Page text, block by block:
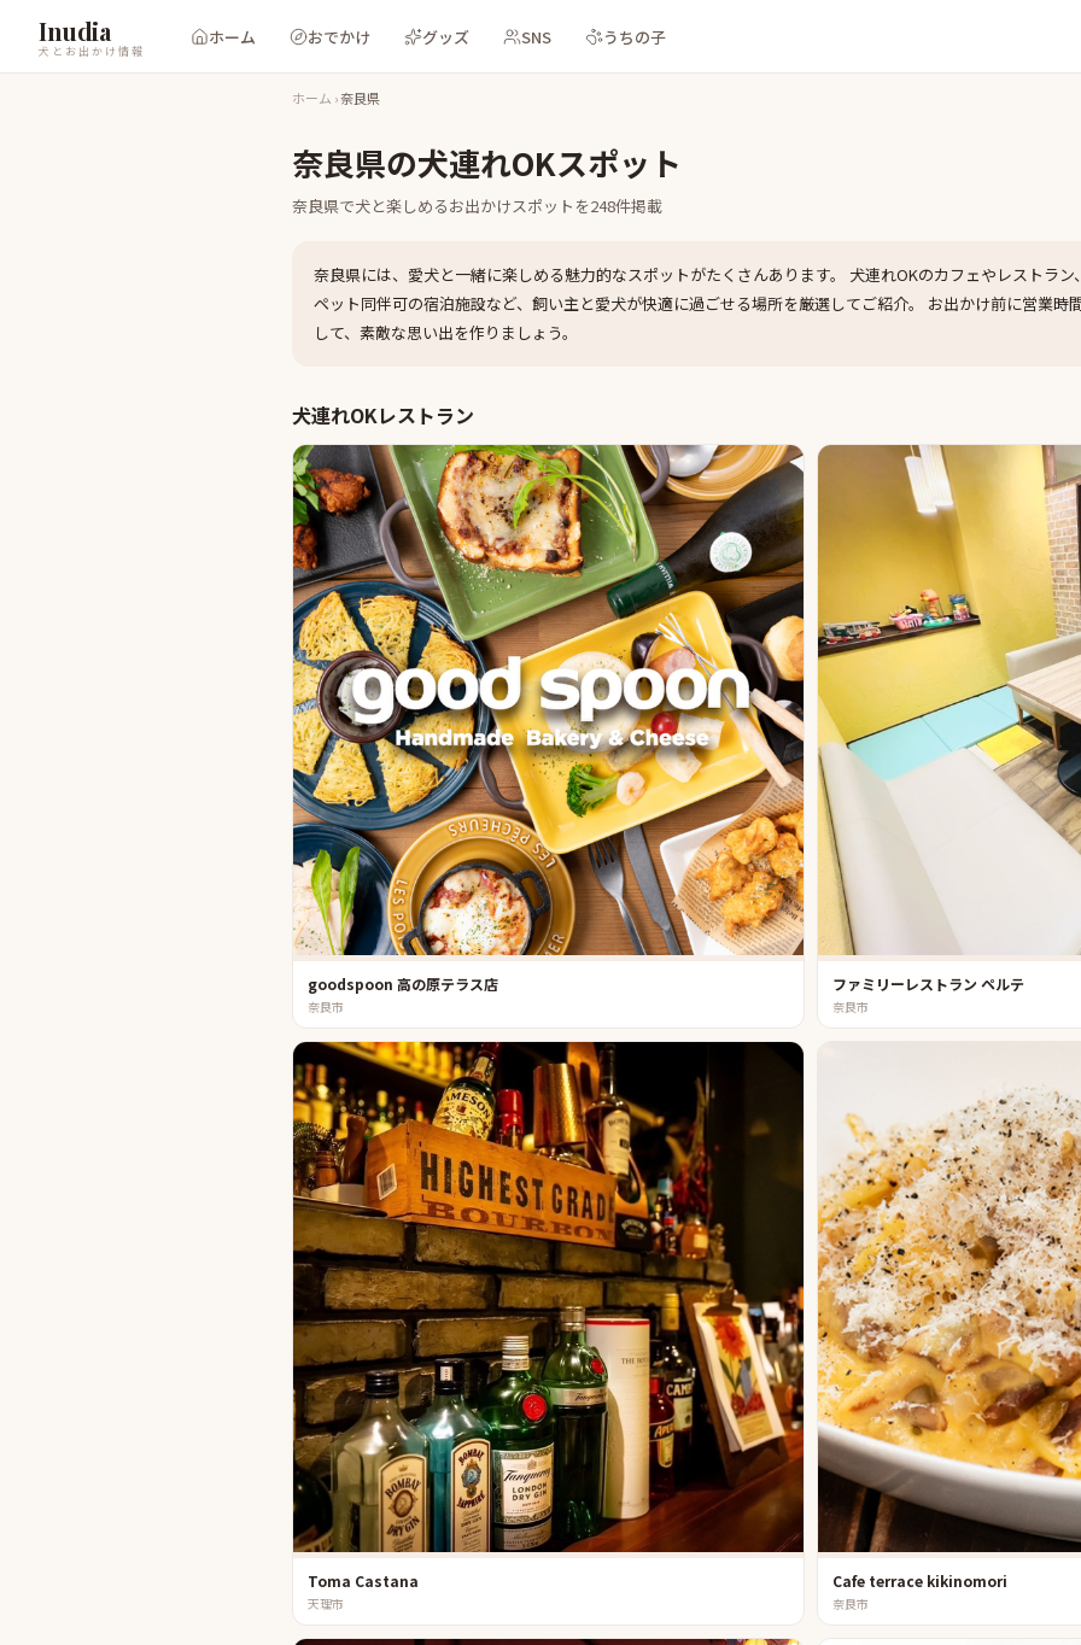
Inudia
犬とお出かけ情報
ホーム おでかけ グッズ SNS うちの子
ホーム ›奈良県
奈良県の犬連れOKスポット
奈良県で犬と楽しめるお出かけスポットを248件掲載
奈良県には、愛犬と一緒に楽しめる魅力的なスポットがたくさんあります。 犬連れOKのカフェやレストラ
ペット同伴可の宿泊施設など、飼い主と愛犬が快適に過ごせる場所を厳選してご紹介。 お出かけ前に営業時
して、素敵な思い出を作りましょう。
犬連れOKレストラン
goodspoon 高の原テラス店
奈良市
ファミリーレストラン ペルテ
奈良市
Toma Castana
天理市
Cafe terrace kikinomori
奈良市